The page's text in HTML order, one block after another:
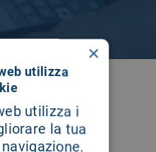
SU
×
utilizza
utilizza i
la tua